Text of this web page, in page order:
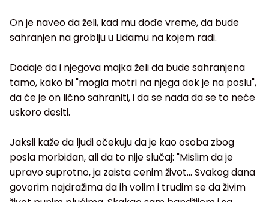
On je naveo da želi, kad mu dođe vreme, da bude
sahranjen na groblju u Lidamu na kojem radi.
Dodaje da i njegova majka želi da bude sahranjena
tamo, kako bi "mogla motri na njega dok je na poslu",
da će je on lično sahraniti, i da se nada da se to neće
uskoro desiti.
Jaksli kaže da ljudi očekuju da je kao osoba zbog
posla morbidan, ali da to nije slučaj: "Mislim da je
upravo suprotno, ja zaista cenim život... Svakog dana
govorim najdražima da ih volim i trudim se da živim